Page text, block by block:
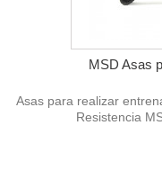
MSD Asas
Asas para realizar
Resistencia